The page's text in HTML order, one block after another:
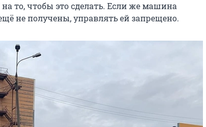
на то, чтобы это сделать. Если же машина
не получены, управлять ей запрещено.